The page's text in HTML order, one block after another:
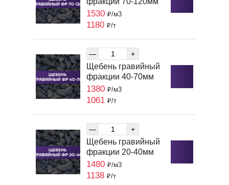
1530 ₽/м3
1180 ₽/т
— +
Щебень гравийный
фракции 40-70мм
1380 ₽/м3
1061 ₽/т
— +
Щебень гравийный
фракции 20-40мм
1480 ₽/м3
1138 ₽/т